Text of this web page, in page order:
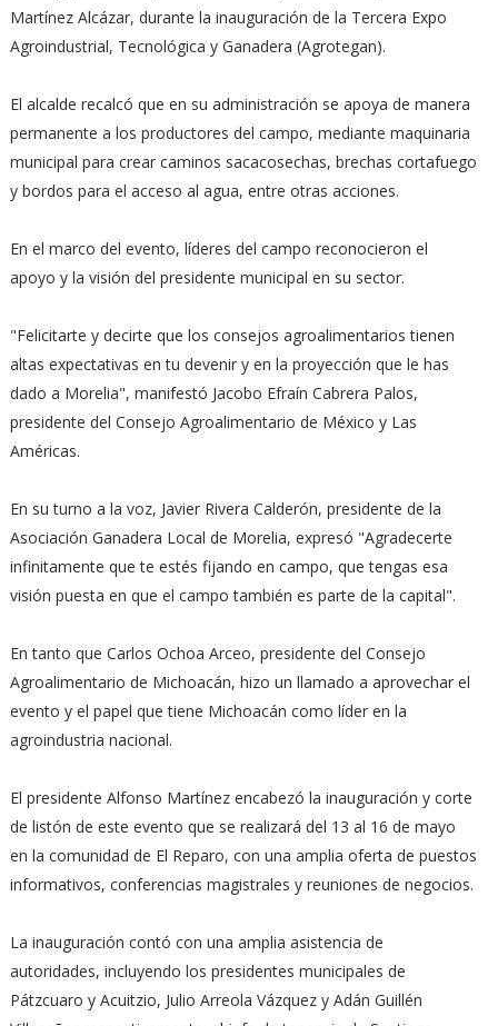
Martínez Alcázar, durante la inauguración de la Tercera Expo
Agroindustrial, Tecnológica y Ganadera (Agrotegan).
El alcalde recalcó que en su administración se apoya de manera
permanente a los productores del campo, mediante maquinaria
municipal para crear caminos sacacosechas, brechas cortafuego
y bordos para el acceso al agua, entre otras acciones.
En el marco del evento, líderes del campo reconocieron el
apoyo y la visión del presidente municipal en su sector.
"Felicitarte y decirte que los consejos agroalimentarios tienen
altas expectativas en tu devenir y en la proyección que le has
dado a Morelia", manifestó Jacobo Efraín Cabrera Palos,
presidente del Consejo Agroalimentario de México y Las
Américas.
En su turno a la voz, Javier Rivera Calderón, presidente de la
Asociación Ganadera Local de Morelia, expresó "Agradecerte
infinitamente que te estés fijando en campo, que tengas esa
visión puesta en que el campo también es parte de la capital".
En tanto que Carlos Ochoa Arceo, presidente del Consejo
Agroalimentario de Michoacán, hizo un llamado a aprovechar el
evento y el papel que tiene Michoacán como líder en la
agroindustria nacional.
El presidente Alfonso Martínez encabezó la inauguración y corte
de listón de este evento que se realizará del 13 al 16 de mayo
en la comunidad de El Reparo, con una amplia oferta de puestos
informativos, conferencias magistrales y reuniones de negocios.
La inauguración contó con una amplia asistencia de
autoridades, incluyendo los presidentes municipales de
Pátzcuaro y Acuitzio, Julio Arreola Vázquez y Adán Guillén